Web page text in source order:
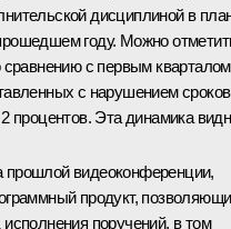
дисциплиной в
году. Можно
сравнению с первым кварталом
с нарушением сроков
процентов. Эта динамика
прошлой видеоконференции,
продукт,
поручений, в том